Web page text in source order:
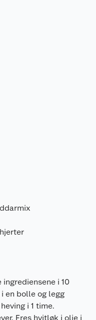
i 10
en bolle og legg
i 1 time.
Fres hvitløk i olje i